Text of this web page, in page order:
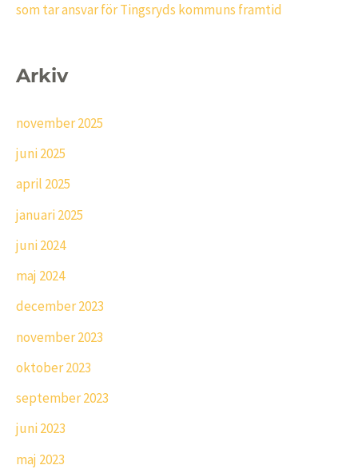
som tar ansvar för Tingsryds kommuns framtid
Arkiv
november 2025
juni 2025
april 2025
januari 2025
juni 2024
maj 2024
december 2023
november 2023
oktober 2023
september 2023
juni 2023
maj 2023